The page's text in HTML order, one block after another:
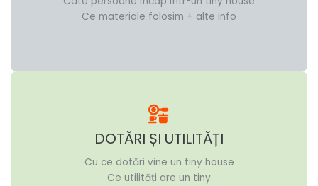
Ce materiale folosim + alte info
DOTĂRI ȘI UTILITĂȚI
Cu ce dotări vine un tiny house
Ce utilități are un tiny